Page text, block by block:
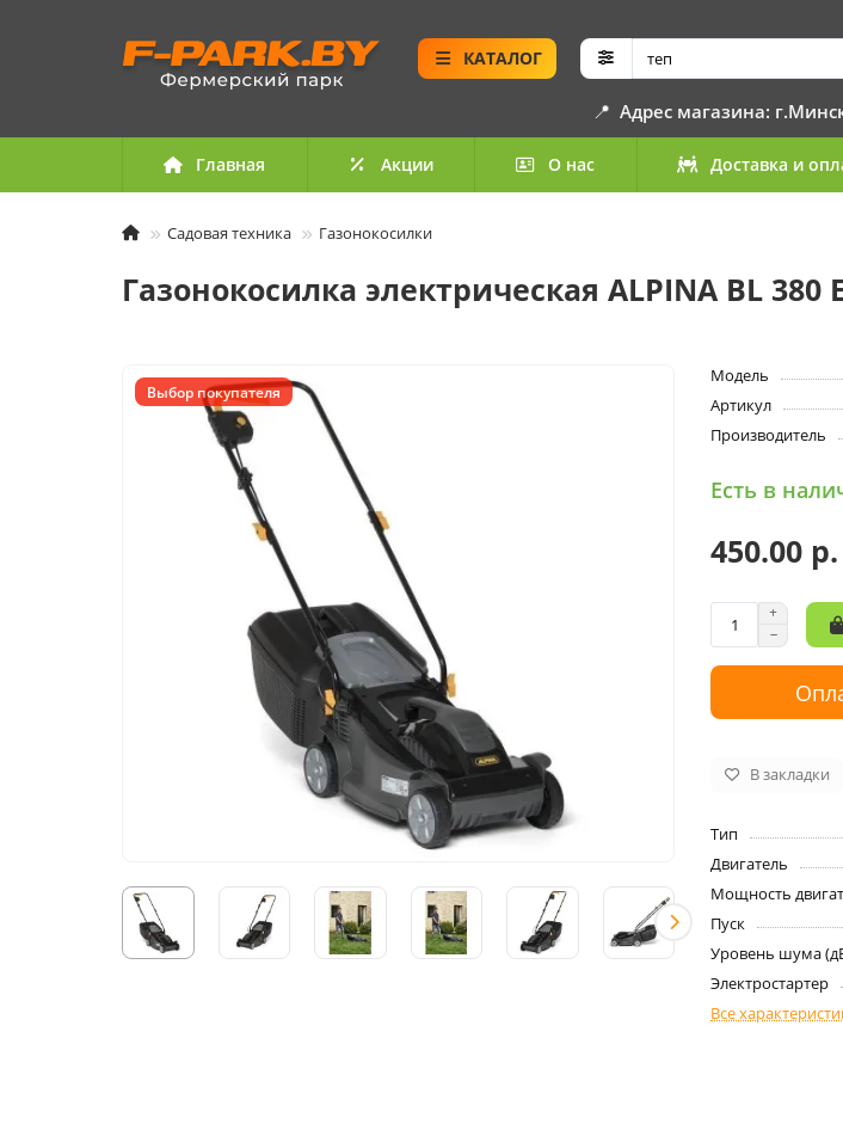
КАТАЛОГ
📍 Адрес магазина:
Главная Акции О нас Доставка и
Садовая техника Газонокосилки
Газонокосилка электрическая ALPINA BL 380
Выбор покупателя
Модель
Артикул
Производитель
Есть в
450.00 р.
В закладки
Тип
Двигатель
Мощность
Пуск
Уровень шума
Электростартер
Все